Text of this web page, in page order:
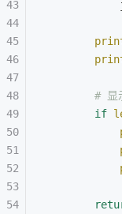
# 显
        if